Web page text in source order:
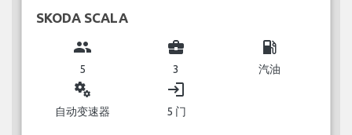
SKODA SCALA
group
5
business_center
3
local_gas_station
汽油
miscellaneous_services
自动变速器
login
5 门